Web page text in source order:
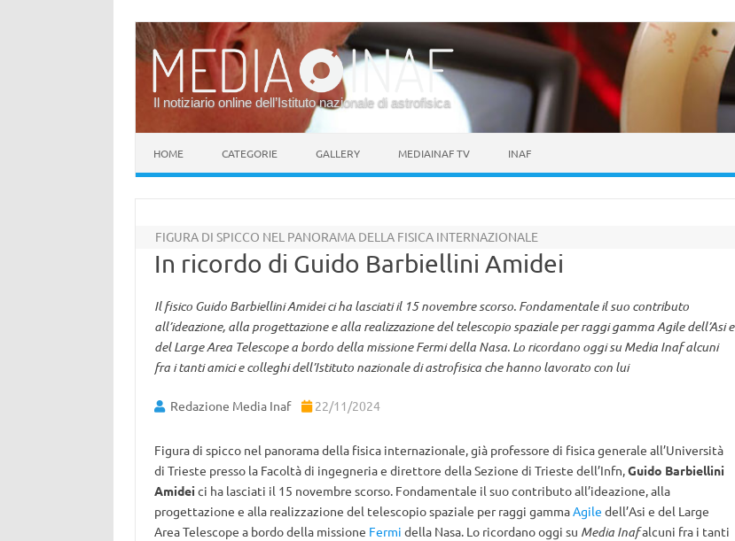
Il notiziario online dell’Istituto nazionale di astrofisica
HOME CATEGORIE GALLERY MEDIAINAF TV INAF
FIGURA DI SPICCO NEL PANORAMA DELLA FISICA INTERNAZIONALE
In ricordo di Guido Barbiellini Amidei
Il fisico Guido Barbiellini Amidei ci ha lasciati il 15 novembre scorso. Fondamentale il suo contributo
all’ideazione, alla progettazione e alla realizzazione del telescopio spaziale per raggi gamma Agile dell’Asi e
del Large Area Telescope a bordo della missione Fermi della Nasa. Lo ricordano oggi su Media Inaf alcuni
fra i tanti amici e colleghi dell’Istituto nazionale di astrofisica che hanno lavorato con lui
Redazione Media Inaf 22/11/2024
Figura di spicco nel panorama della fisica internazionale, già professore di fisica generale all’Università
di Trieste presso la Facoltà di ingegneria e direttore della Sezione di Trieste dell’Infn,Guido Barbiellini
Amidei ci ha lasciati il 15 novembre scorso. Fondamentale il suo contributo all’ideazione, alla
progettazione e alla realizzazione del telescopio spaziale per raggi gammaAgile dell’Asi e del Large
Area Telescope a bordo della missione Fermi della Nasa. Lo ricordano oggi su Media Inafalcuni fra i tanti